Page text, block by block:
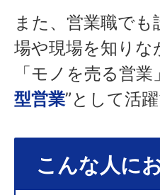
また、営業職で
場や現場を知り
「モノを売る営
型営業”として活
こんな人に